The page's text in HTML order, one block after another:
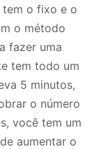
o fixo e o
o método
fazer uma
tem todo um
5 minutos,
o número
você tem um
aumentar o